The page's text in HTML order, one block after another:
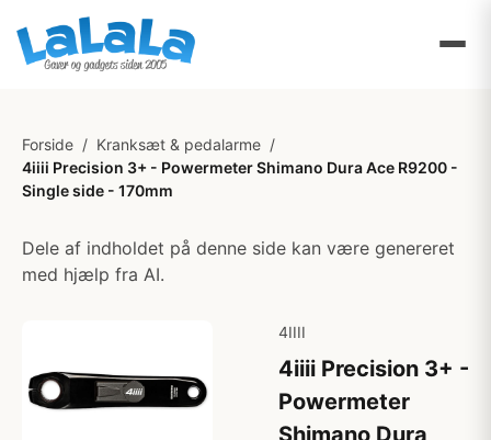
Forside / Kranksæt & pedalarme /
4iiii Precision 3+ - Powermeter Shimano Dura Ace R9200 -
Single side - 170mm
Dele af indholdet på denne side kan være genereret
med hjælp fra AI.
4IIII
4iiii Precision 3+ -
Powermeter
Shimano Dura